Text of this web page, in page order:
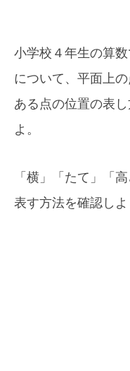
小学校４年生の算数
について、平面上
ある点の位置の表
よ。
「横」「たて」「
表す方法を確認しよ